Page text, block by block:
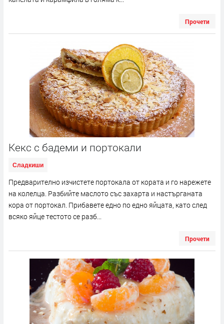
Прочети
Кекс с бадеми и портокали
Сладкиши
Предварително изчистете портокала от кората и го нарежете
на колелца. Разбийте маслото със захарта и настърганата
кора от портокал. Прибавете едно по едно яйцата, като след
всяко яйце тестото се разб...
Прочети